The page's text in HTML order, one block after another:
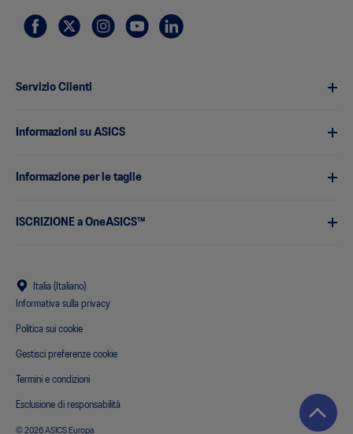
Servizio Clienti
Informazioni su ASICS
Informazione per le taglie
ISCRIZIONE a OneASICS™
Italia (Italiano)
Informativa sulla privacy
Politica sui cookie
Gestisci preferenze cookie
Termini e condizioni
Esclusione di responsabilità
© 2026 ASICS Europa